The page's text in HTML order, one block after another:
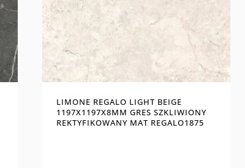
LIMONE REGALO LIGHT BEIGE
1197X1197X8MM GRES SZKLIWIONY
REKTYFIKOWANY MAT REGALO1875